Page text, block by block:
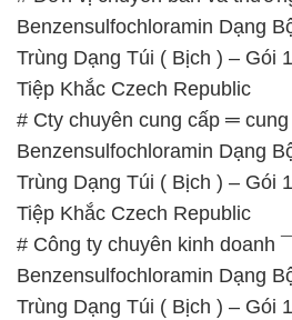
Benzensulfochloramin Dạng
Trùng Dạng Túi ( Bịch ) – Gói
Tiệp Khắc Czech Republic
# Cty chuyên cung cấp ═
Benzensulfochloramin Dạng
Trùng Dạng Túi ( Bịch ) – Gói
Tiệp Khắc Czech Republic
# Công ty chuyên kinh doanh
Benzensulfochloramin Dạng
Trùng Dạng Túi ( Bịch ) – Gói